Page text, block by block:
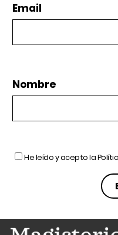
Email
Nombre
He leído y acepto la